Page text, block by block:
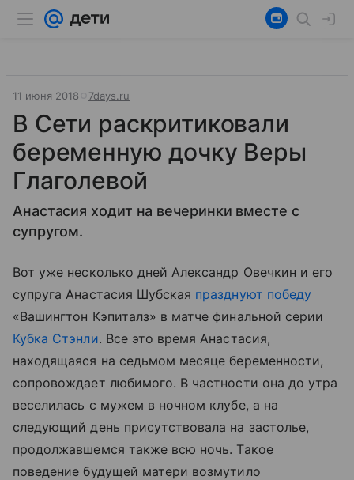
11 июня 2018 7days.ru
В Сети раскритиковали
беременную дочку Веры
Глаголевой
Анастасия ходит на вечеринки вместе с
супругом.
Вот уже несколько дней Александр Овечкин и его
супруга Анастасия Шубская празднуют победу
«Вашингтон Кэпиталз» в матче финальной серии
Кубка Стэнли. Все это время Анастасия,
находящаяся на седьмом месяце беременности,
сопровождает любимого. В частности она до утра
веселилась с мужем в ночном клубе, а на
следующий день присутствовала на застолье,
продолжавшемся также всю ночь. Такое
поведение будущей матери возмутило